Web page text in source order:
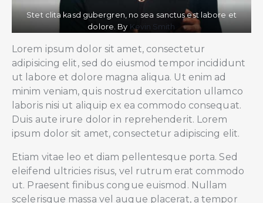
Stet clita kasd gubergren, no sea sanctus est labore et
dolore. By Kevin Smith
Lorem ipsum dolor sit amet, consectetur
adipisicing elit, sed do eiusmod tempor incididunt
ut labore et dolore magna aliqua. Ut enim ad
minim veniam, quis nostrud exercitation ullamco
laboris nisi ut aliquip ex ea commodo consequat.
Duis aute irure dolor in reprehenderit. Lorem
ipsum dolor sit amet, consectetur adipiscing elit.
Etiam vitae leo et diam pellentesque porta. Sed
eleifend ultricies risus, vel rutrum erat commodo
ut. Praesent finibus congue euismod. Nullam
scelerisque massa vel augue placerat, a tempor